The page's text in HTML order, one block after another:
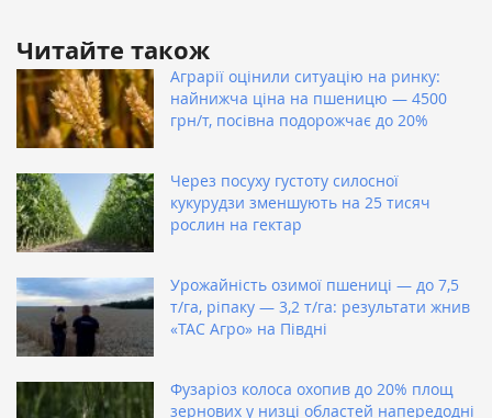
Читайте також
Аграрії оцінили ситуацію на ринку:
найнижча ціна на пшеницю — 4500
грн/т, посівна подорожчає до 20%
Через посуху густоту силосної
кукурудзи зменшують на 25 тисяч
рослин на гектар
Урожайність озимої пшениці — до 7,5
т/га, ріпаку — 3,2 т/га: результати жнив
«ТАС Агро» на Півдні
Фузаріоз колоса охопив до 20% площ
зернових у низці областей напередодні